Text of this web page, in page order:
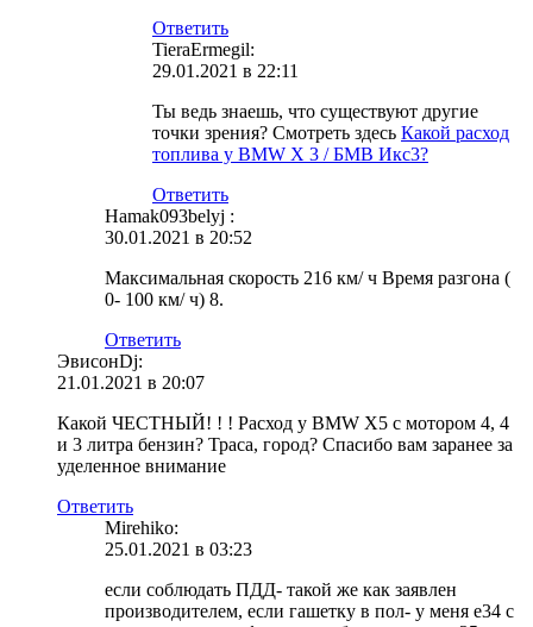
Ответить
TieraErmegil:
29.01.2021 в 22:11
Ты ведь знаешь, что существуют другие
точки зрения? Смотреть здесь Какой расход
топлива у BMW X 3 / БМВ Икс3?
Ответить
Hamak093belyj :
30.01.2021 в 20:52
Максимальная скорость 216 км/ ч Время разгона (
0- 100 км/ ч) 8.
Ответить
ЭвисонDj:
21.01.2021 в 20:07
Какой ЧЕСТНЫЙ! ! ! Расход у BMW X5 с мотором 4, 4
и 3 литра бензин? Траса, город? Спасибо вам заранее за
уделенное внимание
Ответить
Mirehiko:
25.01.2021 в 03:23
если соблюдать ПДД- такой же как заявлен
производителем, если гашетку в пол- у меня е34 с